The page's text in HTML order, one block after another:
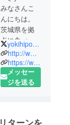
みなさんこ
んにちは。
茨城県を拠
点に食べる
サプリメン
トをコンセ
プトに薬膳
をお手軽に
yokihipocket
http://www.yokihi-pocket.com/
https://www.facebook.com/yokihipocket/
メッセー
ジを送る
リターンを